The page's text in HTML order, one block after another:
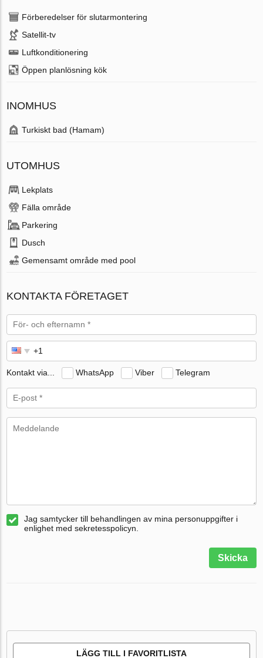
Förberedelser för slutarmontering
Satellit-tv
Luftkonditionering
Öppen planlösning kök
INOMHUS
Turkiskt bad (Hamam)
UTOMHUS
Lekplats
Fälla område
Parkering
Dusch
Gemensamt område med pool
KONTAKTA FÖRETAGET
Kontakt via... WhatsApp Viber Telegram
Jag samtycker till behandlingen av mina personuppgifter i
enlighet med sekretesspolicyn.
Skicka
LÄGG TILL I FAVORITLISTA